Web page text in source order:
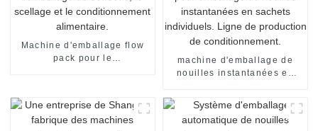
Machine d'emballage flow
pack pour le
conditionnement
alimentaire.
machine d'emballage de
nouilles instantanées en
carton, pour emballage de
nouilles instantanées en
sachets individuels. Ligne